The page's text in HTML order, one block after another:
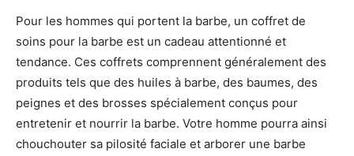
Pour les hommes qui portent la barbe, un coffret de
soins pour la barbe est un cadeau attentionné et
tendance. Ces coffrets comprennent généralement des
produits tels que des huiles à barbe, des baumes, des
peignes et des brosses spécialement conçus pour
entretenir et nourrir la barbe. Votre homme pourra ainsi
chouchouter sa pilosité faciale et arborer une barbe